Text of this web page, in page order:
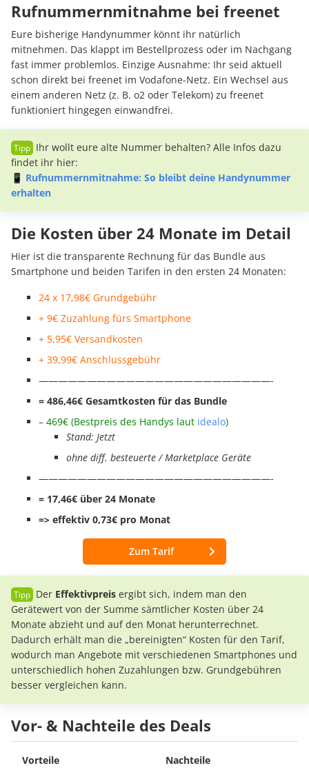
Rufnummernmitnahme bei freenet
Eure bisherige Handynummer könnt ihr natürlich
mitnehmen. Das klappt im Bestellprozess oder im Nachgang
fast immer problemlos. Einzige Ausnahme: Ihr seid aktuell
schon direkt bei freenet im Vodafone-Netz. Ein Wechsel aus
einem anderen Netz (z. B. o2 oder Telekom) zu freenet
funktioniert hingegen einwandfrei.
Ihr wollt eure alte Nummer behalten? Alle Infos dazu
findet ihr hier:
📱 Rufnummernmitnahme: So bleibt deine Handynummer
erhalten
Die Kosten über 24 Monate im Detail
Hier ist die transparente Rechnung für das Bundle aus
Smartphone und beiden Tarifen in den ersten 24 Monaten:
24 x 17,98€ Grundgebühr
+ 9€ Zuzahlung fürs Smartphone
+ 5,95€ Versandkosten
+ 39,99€ Anschlussgebühr
————————————————————————-
= 486,46€ Gesamtkosten für das Bundle
– 469€ (Bestpreis des Handys laut idealo)
Stand: Jetzt
ohne diff. besteuerte / Marketplace Geräte
————————————————————————-
= 17,46€ über 24 Monate
=> effektiv 0,73€ pro Monat
Zum Tarif
Der Effektivpreis ergibt sich, indem man den
Gerätewert von der Summe sämtlicher Kosten über 24
Monate abzieht und auf den Monat herunterrechnet.
Dadurch erhält man die „bereinigten“ Kosten für den Tarif,
wodurch man Angebote mit verschiedenen Smartphones und
unterschiedlich hohen Zuzahlungen bzw. Grundgebühren
besser vergleichen kann.
Vor- & Nachteile des Deals
Vorteile Nachteile